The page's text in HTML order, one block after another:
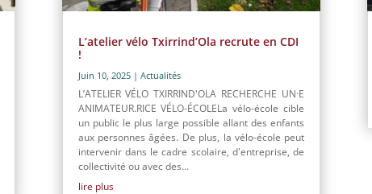
L’atelier vélo Txirrind’Ola recrute en CDI
!
Juin 10, 2025| Actualités
L’ATELIER VÉLO TXIRRIND'OLA RECHERCHE UN·E
ANIMATEUR.RICE VÉLO-ÉCOLELa vélo-école cible
un public le plus large possible allant des enfants
aux personnes âgées. De plus, la vélo-école peut
intervenir dans le cadre scolaire, d'entreprise, de
collectivité ou avec des...
lire plus